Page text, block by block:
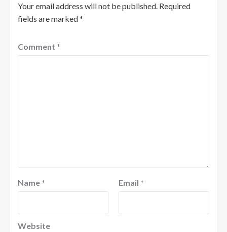
Your email address will not be published. Required
fields are marked*
Comment *
Name * Email *
Website